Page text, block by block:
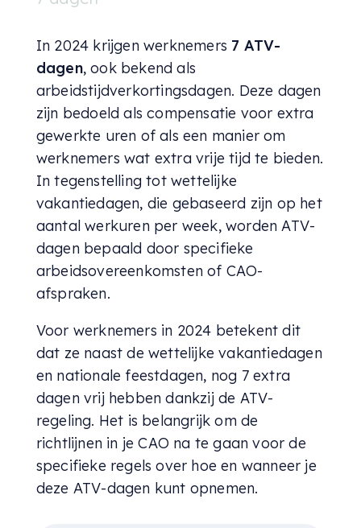
In 2024 krijgen werknemers 7 ATV-
dagen, ook bekend als
arbeidstijdverkortingsdagen. Deze dagen
zijn bedoeld als compensatie voor extra
gewerkte uren of als een manier om
werknemers wat extra vrije tijd te bieden.
In tegenstelling tot wettelijke
vakantiedagen, die gebaseerd zijn op het
aantal werkuren per week, worden ATV-
dagen bepaald door specifieke
arbeidsovereenkomsten of CAO-
afspraken.
Voor werknemers in 2024 betekent dit
dat ze naast de wettelijke vakantiedagen
en nationale feestdagen, nog 7 extra
dagen vrij hebben dankzij de ATV-
regeling. Het is belangrijk om de
richtlijnen in je CAO na te gaan voor de
specifieke regels over hoe en wanneer je
deze ATV-dagen kunt opnemen.